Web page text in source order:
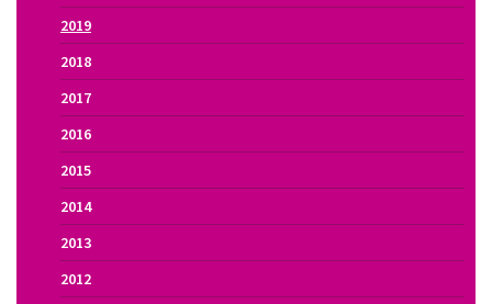
2019
2018
2017
2016
2015
2014
2013
2012